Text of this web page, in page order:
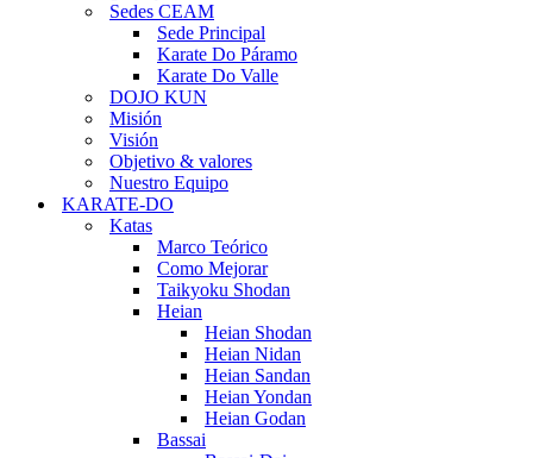
Sedes CEAM
Sede Principal
Karate Do Páramo
Karate Do Valle
DOJO KUN
Misión
Visión
Objetivo & valores
Nuestro Equipo
KARATE-DO
Katas
Marco Teórico
Como Mejorar
Taikyoku Shodan
Heian
Heian Shodan
Heian Nidan
Heian Sandan
Heian Yondan
Heian Godan
Bassai